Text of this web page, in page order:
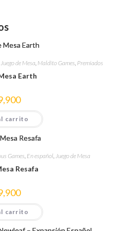
Juego de Mesa, Maldito Games, Premiados
Earth
carrito
Games En español Juego de Mesa
Resafa
carrito